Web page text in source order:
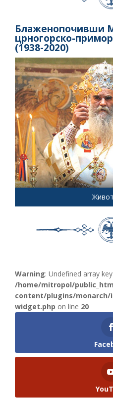
Блаженопочивши
црногорско-
(1938-2020)
Warning: Undefined array
/home/mitropol/
content/plugins/monarch/
widget.php on line 20